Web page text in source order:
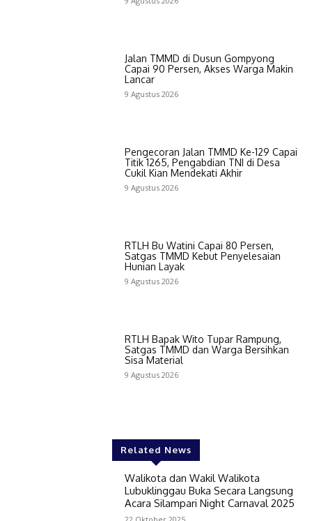
Jalan TMMD di Dusun Gompyong
Capai 90 Persen, Akses Warga Makin
Lancar
9 Agustus 2026
Pengecoran Jalan TMMD Ke-129 Capai
Titik 1265, Pengabdian TNI di Desa
Cukil Kian Mendekati Akhir
9 Agustus 2026
RTLH Bu Watini Capai 80 Persen,
Satgas TMMD Kebut Penyelesaian
Hunian Layak
9 Agustus 2026
RTLH Bapak Wito Tupar Rampung,
Satgas TMMD dan Warga Bersihkan
Sisa Material
9 Agustus 2026
Related News
Walikota dan Wakil Walikota
Lubuklinggau Buka Secara Langsung
Acara Silampari Night Carnaval 2025